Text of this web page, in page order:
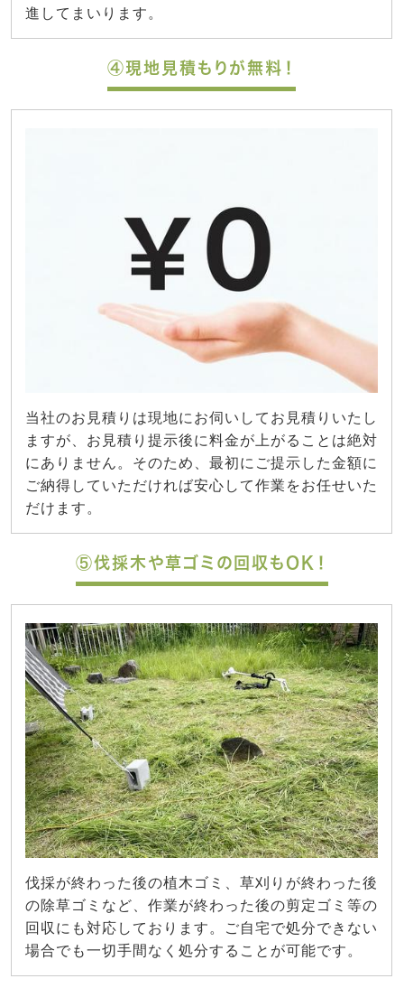
進してまいります。
④現地見積もりが無料！
当社のお見積りは現地にお伺いしてお見積りいたし
ますが、お見積り提示後に料金が上がることは絶対
にありません。そのため、最初にご提示した金額に
ご納得していただければ安心して作業をお任せいた
だけます。
⑤伐採木や草ゴミの回収もOK！
伐採が終わった後の植木ゴミ、草刈りが終わった後
の除草ゴミなど、作業が終わった後の剪定ゴミ等の
回収にも対応しております。ご自宅で処分できない
場合でも一切手間なく処分することが可能です。